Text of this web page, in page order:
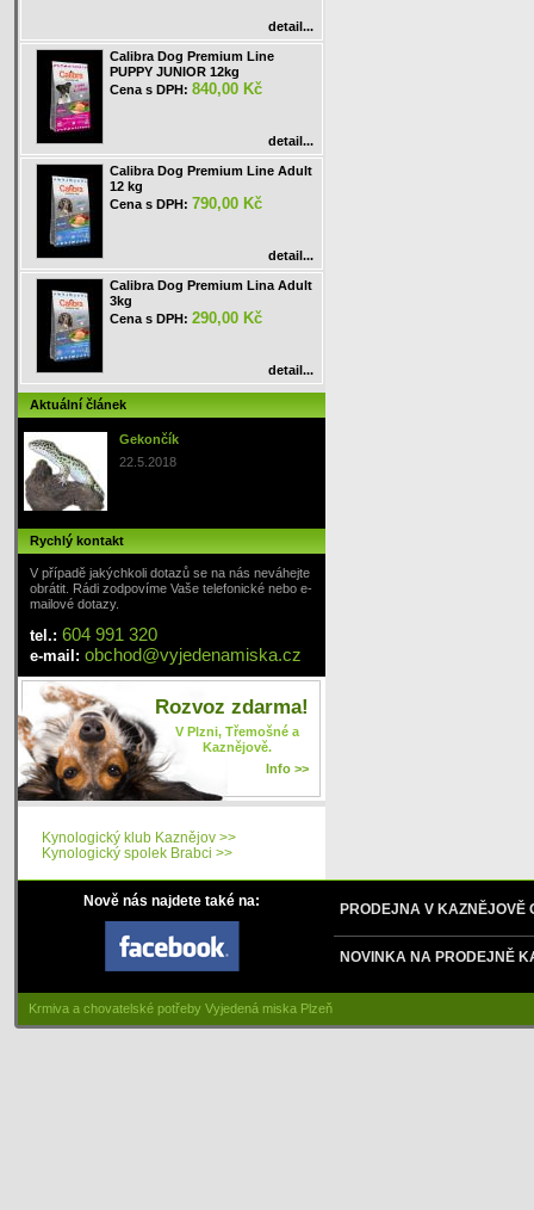
detail...
Calibra Dog Premium Line
PUPPY JUNIOR 12kg
Cena s DPH: 840,00 Kč
detail...
Calibra Dog Premium Line Adult
12 kg
Cena s DPH: 790,00 Kč
detail...
Calibra Dog Premium Lina Adult
3kg
Cena s DPH: 290,00 Kč
detail...
Aktuální článek
Gekončík
22.5.2018
Rychlý kontakt
V případě jakýchkoli dotazů se na nás neváhejte
obrátit. Rádi zodpovíme Vaše telefonické nebo e-
mailové dotazy.
tel.: 604 991 320
e-mail: obchod@vyjedenamiska.cz
Rozvoz zdarma!
V Plzni, Třemošné a
Kaznějově.
Info >>
Kynologický klub Kaznějov >>
Kynologický spolek Brabci >>
Nově nás najdete také na: PRODEJNA V KAZNĚJOVĚ
NOVINKA NA PRODEJNĚ
Krmiva a chovatelské potřeby Vyjedená miska Plzeň